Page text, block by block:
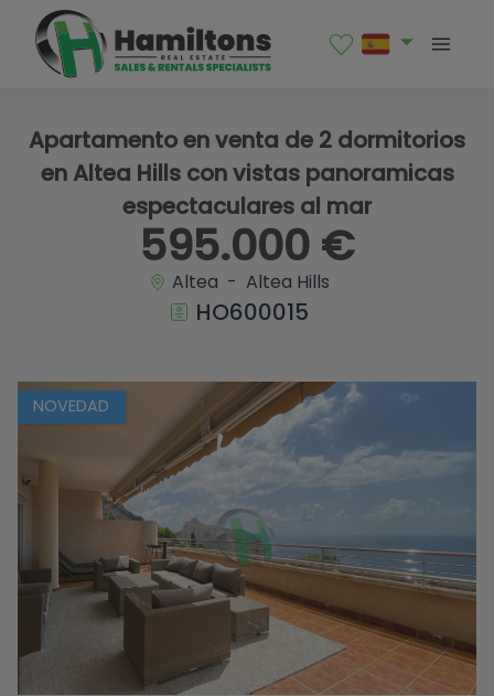
Apartamento en venta de 2 dormitorios
en Altea Hills con vistas panoramicas
espectaculares al mar
595.000 €
Altea - Altea Hills
HO600015
NOVEDAD
1 / 18